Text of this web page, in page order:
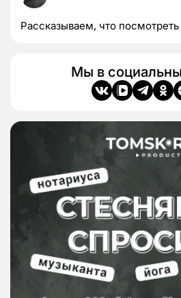
Рассказываем, что
Мы в